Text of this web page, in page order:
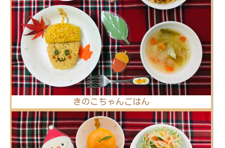
きのこちゃんごはん